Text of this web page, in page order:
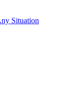
Situation